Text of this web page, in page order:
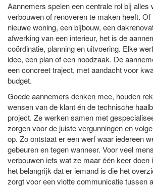
Aannemers spelen een centrale rol bij alles
verbouwen of renoveren te maken heeft.
nieuwe woning, een bijbouw, een
afwerking van een interieur, het is de
coördinatie, planning en uitvoering. Elke
idee, een plan of een noodzaak. De
een concreet traject, met aandacht voor
budget.
Goede aannemers denken mee, houden
wensen van de klant én de technische
project. Ze werken samen met
zorgen voor de juiste vergunningen en
op. Zo ontstaat er een werf waar iedereen
gebeuren en tegen wanneer. Voor veel
verbouwen iets wat ze maar één keer doen
het belangrijk dat er iemand is die het
zorgt voor een vlotte communicatie tussen